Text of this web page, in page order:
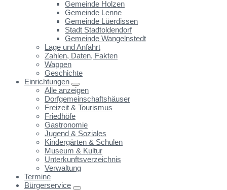
Gemeinde Holzen
Gemeinde Lenne
Gemeinde Lüerdissen
Stadt Stadtoldendorf
Gemeinde Wangelnstedt
Lage und Anfahrt
Zahlen, Daten, Fakten
Wappen
Geschichte
Einrichtungen
Alle anzeigen
Dorfgemeinschaftshäuser
Freizeit & Tourismus
Friedhöfe
Gastronomie
Jugend & Soziales
Kindergärten & Schulen
Museum & Kultur
Unterkunftsverzeichnis
Verwaltung
Termine
Bürgerservice